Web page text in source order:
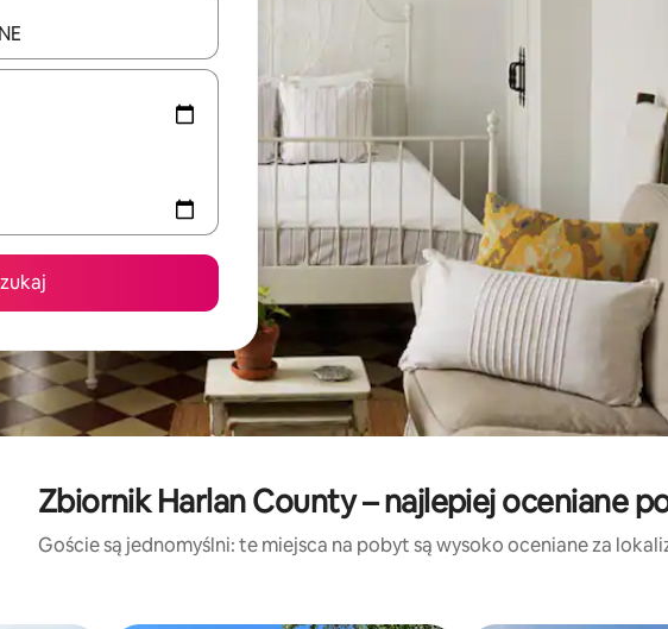
możesz poruszać się po nich za pomocą klawiszy strzałek w górę i w dół lub
Zbiornik Harlan County – najlepiej oceniane
Goście są jednomyślni: te miejsca na pobyt są wysoko oceniane za